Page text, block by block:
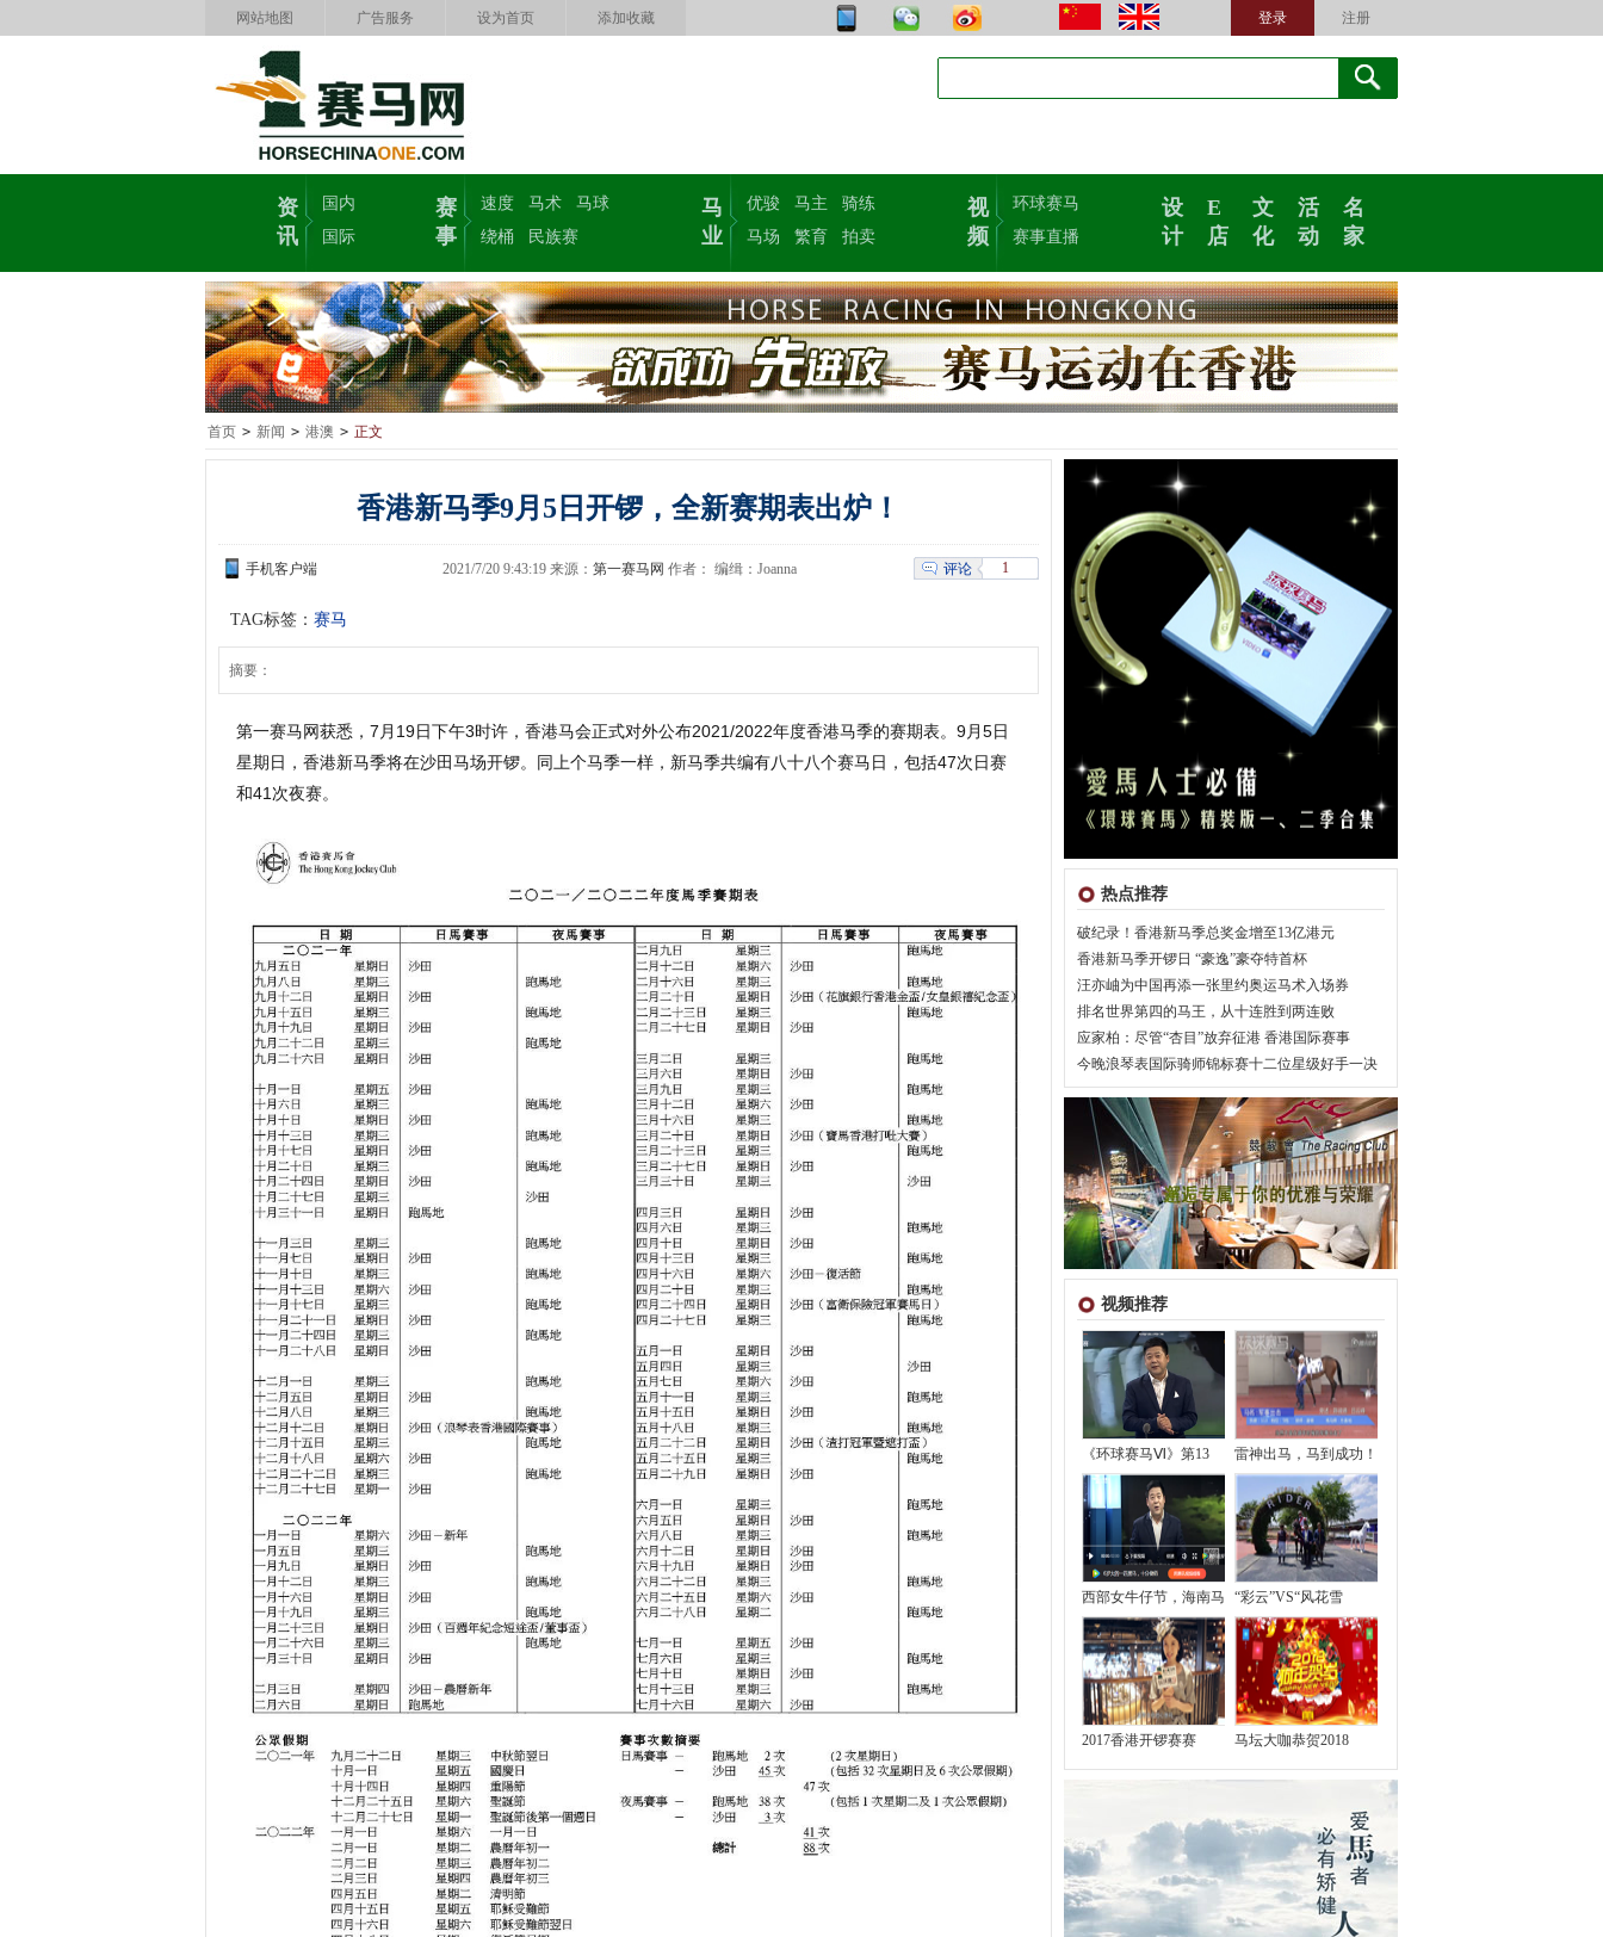
注册
登录
网站地图 广告服务 设为首页 添加收藏
资
讯
国内
国际
赛
事
速度 马术
马球
绕桶
民族赛
马
业
优骏 马主
骑练
马场
繁育 拍卖
视
频
环球赛马
赛事直播
设
计
E
店
文
化
活
动
名
家
首页 > 新闻 > 港澳 > 正文
热点推荐
破纪录！香港新马季总奖金增至13亿港元
香港新马季开锣日 “豪逸”豪夺特首杯
汪亦岫为中国再添一张里约奥运马术入场券
排名世界第四的马王，从十连胜到两连败
应家柏：尽管“杏目”放弃征港 香港国际赛事
今晚浪琴表国际骑师锦标赛十二位星级好手一决
视频推荐
《环球赛马Ⅵ》第13 雷神出马，马到成功！
西部女牛仔节，海南马 “彩云”VS“风花雪
2017香港开锣赛赛 马坛大咖恭贺2018
香港新马季9月5日开锣，全新赛期表出炉！
评论 1
手机客户端 2021/7/20 9:43:19 来源： 第一赛马网 作者： 编缉：Joanna
TAG标签： 赛马
摘要：
第一赛马网获悉，7月19日下午3时许，香港马会正式对外公布2021/2022年度香港马季的赛期表。9月5日
星期日，香港新马季将在沙田马场开锣。同上个马季一样，新马季共编有八十八个赛马日，包括47次日赛
和41次夜赛。